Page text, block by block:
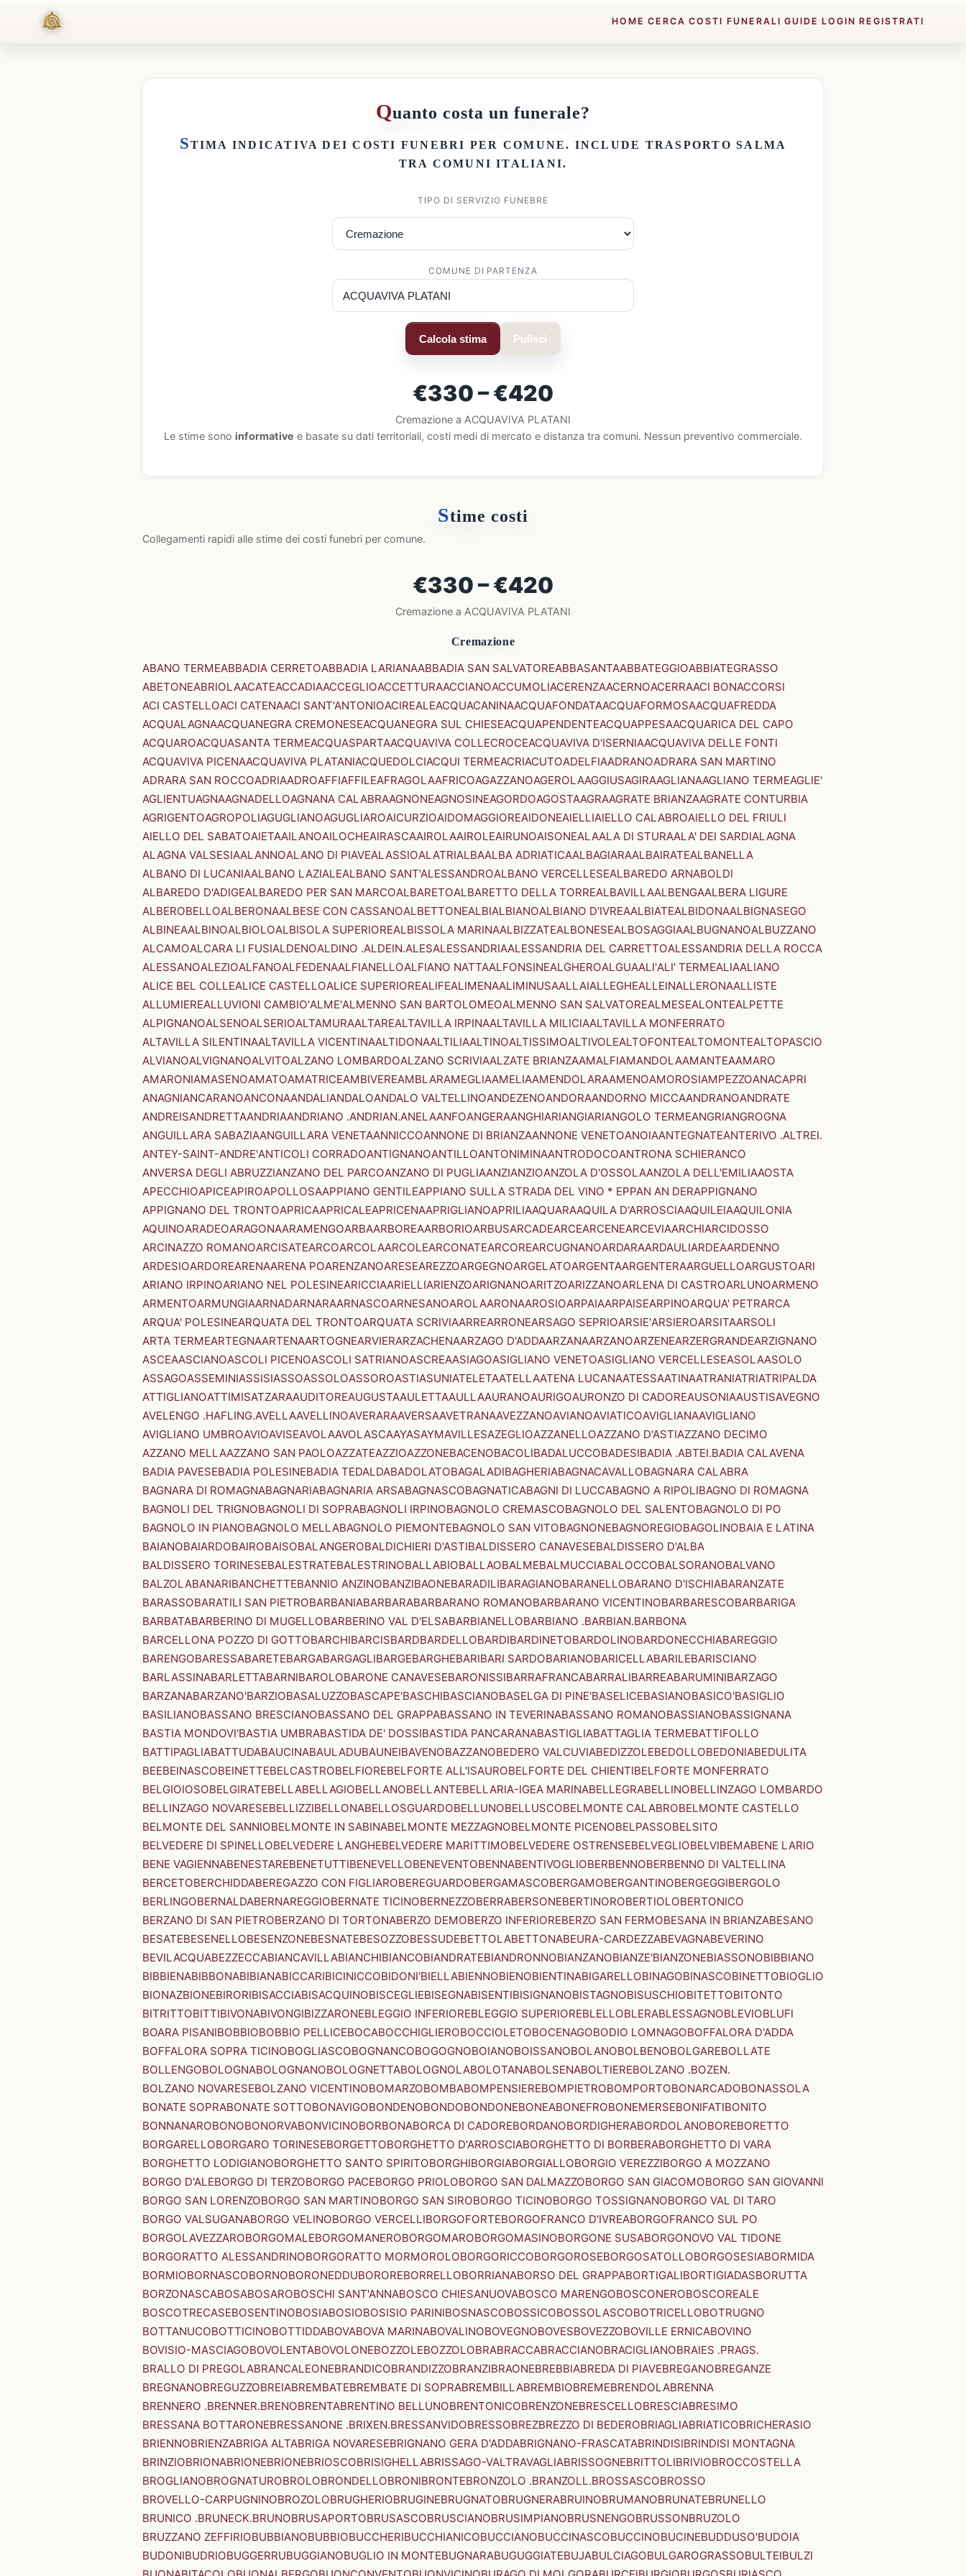
HOME CERCA COSTI FUNERALI GUIDE LOGIN REGISTRATI
Quanto costa un funerale?
STIMA INDICATIVA DEICOSTI FUNEBRI PER COMUNE. INCLUDE TRASPORTO SALMA
TRA COMUNI ITALIANI.
TIPO DI SERVIZIO FUNEBRE
COMUNE DI PARTENZA
Calcola stima Pulisci
€330 – €420
Cremazione a ACQUAVIVA PLATANI
Le stime sono informative e basate su dati territoriali, costi medi di mercato e distanza tra comuni. Nessun preventivo commerciale.
Stime costi
Collegamenti rapidi alle stime dei costi funebri per comune.
€330 – €420
Cremazione a ACQUAVIVA PLATANI
Cremazione
ABANO TERMEABBADIA CERRETOABBADIA LARIANAABBADIA SAN SALVATOREABBASANTAABBATEGGIOABBIATEGRASSO
ABETONEABRIOLAACATEACCADIAACCEGLIOACCETTURAACCIANOACCUMOLIACERENZAACERNOACERRAACI BONACCORSI
ACI CASTELLOACI CATENAACI SANT'ANTONIOACIREALEACQUACANINAACQUAFONDATAACQUAFORMOSAACQUAFREDDA
ACQUALAGNAACQUANEGRA CREMONESEACQUANEGRA SUL CHIESEACQUAPENDENTEACQUAPPESAACQUARICA DEL CAPO
ACQUAROACQUASANTA TERMEACQUASPARTAACQUAVIVA COLLECROCEACQUAVIVA D'ISERNIAACQUAVIVA DELLE FONTI
ACQUAVIVA PICENAACQUAVIVA PLATANIACQUEDOLCIACQUI TERMEACRIACUTOADELFIAADRANOADRARA SAN MARTINO
ADRARA SAN ROCCOADRIAADROAFFIAFFILEAFRAGOLAAFRICOAGAZZANOAGEROLAAGGIUSAGIRAAGLIANAAGLIANO TERMEAGLIE'
AGLIENTUAGNAAGNADELLOAGNANA CALABRAAGNONEAGNOSINEAGORDOAGOSTAAGRAAGRATE BRIANZAAGRATE CONTURBIA
AGRIGENTOAGROPOLIAGUGLIANOAGUGLIAROAICURZIOAIDOMAGGIOREAIDONEAIELLIAIELLO CALABROAIELLO DEL FRIULI
AIELLO DEL SABATOAIETAAILANOAILOCHEAIRASCAAIROLAAIROLEAIRUNOAISONEALAALA DI STURAALA' DEI SARDIALAGNA
ALAGNA VALSESIAALANNOALANO DI PIAVEALASSIOALATRIALBAALBA ADRIATICAALBAGIARAALBAIRATEALBANELLA
ALBANO DI LUCANIAALBANO LAZIALEALBANO SANT'ALESSANDROALBANO VERCELLESEALBAREDO ARNABOLDI
ALBAREDO D'ADIGEALBAREDO PER SAN MARCOALBARETOALBARETTO DELLA TORREALBAVILLAALBENGAALBERA LIGURE
ALBEROBELLOALBERONAALBESE CON CASSANOALBETTONEALBIALBIANOALBIANO D'IVREAALBIATEALBIDONAALBIGNASEGO
ALBINEAALBINOALBIOLOALBISOLA SUPERIOREALBISSOLA MARINAALBIZZATEALBONESEALBOSAGGIAALBUGNANOALBUZZANO
ALCAMOALCARA LI FUSIALDENOALDINO .ALDEIN.ALESALESSANDRIAALESSANDRIA DEL CARRETTOALESSANDRIA DELLA ROCCA
ALESSANOALEZIOALFANOALFEDENAALFIANELLOALFIANO NATTAALFONSINEALGHEROALGUAALI'ALI' TERMEALIAALIANO
ALICE BEL COLLEALICE CASTELLOALICE SUPERIOREALIFEALIMENAALIMINUSAALLAIALLEGHEALLEINALLERONAALLISTE
ALLUMIEREALLUVIONI CAMBIO'ALME'ALMENNO SAN BARTOLOMEOALMENNO SAN SALVATOREALMESEALONTEALPETTE
ALPIGNANOALSENOALSERIOALTAMURAALTAREALTAVILLA IRPINAALTAVILLA MILICIAALTAVILLA MONFERRATO
ALTAVILLA SILENTINAALTAVILLA VICENTINAALTIDONAALTILIAALTINOALTISSIMOALTIVOLEALTOFONTEALTOMONTEALTOPASCIO
ALVIANOALVIGNANOALVITOALZANO LOMBARDOALZANO SCRIVIAALZATE BRIANZAAMALFIAMANDOLAAMANTEAAMARO
AMARONIAMASENOAMATOAMATRICEAMBIVEREAMBLARAMEGLIAAMELIAAMENDOLARAAMENOAMOROSIAMPEZZOANACAPRI
ANAGNIANCARANOANCONAANDALIANDALOANDALO VALTELLINOANDEZENOANDORAANDORNO MICCAANDRANOANDRATE
ANDREISANDRETTAANDRIAANDRIANO .ANDRIAN.ANELAANFOANGERAANGHIARIANGIARIANGOLO TERMEANGRIANGROGNA
ANGUILLARA SABAZIAANGUILLARA VENETAANNICCOANNONE DI BRIANZAANNONE VENETOANOIAANTEGNATEANTERIVO .ALTREI.
ANTEY-SAINT-ANDRE'ANTICOLI CORRADOANTIGNANOANTILLOANTONIMINAANTRODOCOANTRONA SCHIERANCO
ANVERSA DEGLI ABRUZZIANZANO DEL PARCOANZANO DI PUGLIAANZIANZIOANZOLA D'OSSOLAANZOLA DELL'EMILIAAOSTA
APECCHIOAPICEAPIROAPOLLOSAAPPIANO GENTILEAPPIANO SULLA STRADA DEL VINO * EPPAN AN DERAPPIGNANO
APPIGNANO DEL TRONTOAPRICAAPRICALEAPRICENAAPRIGLIANOAPRILIAAQUARAAQUILA D'ARROSCIAAQUILEIAAQUILONIA
AQUINOARADEOARAGONAARAMENGOARBAARBOREAARBORIOARBUSARCADEARCEARCENEARCEVIAARCHIARCIDOSSO
ARCINAZZO ROMANOARCISATEARCOARCOLAARCOLEARCONATEARCOREARCUGNANOARDARAARDAULIARDEAARDENNO
ARDESIOARDOREARENAARENA POARENZANOARESEAREZZOARGEGNOARGELATOARGENTAARGENTERAARGUELLOARGUSTOARI
ARIANO IRPINOARIANO NEL POLESINEARICCIAARIELLIARIENZOARIGNANOARITZOARIZZANOARLENA DI CASTROARLUNOARMENO
ARMENTOARMUNGIAARNADARNARAARNASCOARNESANOAROLAARONAAROSIOARPAIAARPAISEARPINOARQUA' PETRARCA
ARQUA' POLESINEARQUATA DEL TRONTOARQUATA SCRIVIAARREARRONEARSAGO SEPRIOARSIE'ARSIEROARSITAARSOLI
ARTA TERMEARTEGNAARTENAARTOGNEARVIERARZACHENAARZAGO D'ADDAARZANAARZANOARZENEARZERGRANDEARZIGNANO
ASCEAASCIANOASCOLI PICENOASCOLI SATRIANOASCREAASIAGOASIGLIANO VENETOASIGLIANO VERCELLESEASOLAASOLO
ASSAGOASSEMINIASSISIASSOASSOLOASSOROASTIASUNIATELETAATELLAATENA LUCANAATESSAATINAATRANIATRIATRIPALDA
ATTIGLIANOATTIMISATZARAAUDITOREAUGUSTAAULETTAAULLAAURANOAURIGOAURONZO DI CADOREAUSONIAAUSTISAVEGNO
AVELENGO .HAFLING.AVELLAAVELLINOAVERARAAVERSAAVETRANAAVEZZANOAVIANOAVIATICOAVIGLIANAAVIGLIANO
AVIGLIANO UMBROAVIOAVISEAVOLAAVOLASCAAYASAYMAVILLESAZEGLIOAZZANELLOAZZANO D'ASTIAZZANO DECIMO
AZZANO MELLAAZZANO SAN PAOLOAZZATEAZZIOAZZONEBACENOBACOLIBADALUCCOBADESIBADIA .ABTEI.BADIA CALAVENA
BADIA PAVESEBADIA POLESINEBADIA TEDALDABADOLATOBAGALADIBAGHERIABAGNACAVALLOBAGNARA CALABRA
BAGNARA DI ROMAGNABAGNARIABAGNARIA ARSABAGNASCOBAGNATICABAGNI DI LUCCABAGNO A RIPOLIBAGNO DI ROMAGNA
BAGNOLI DEL TRIGNOBAGNOLI DI SOPRABAGNOLI IRPINOBAGNOLO CREMASCOBAGNOLO DEL SALENTOBAGNOLO DI PO
BAGNOLO IN PIANOBAGNOLO MELLABAGNOLO PIEMONTEBAGNOLO SAN VITOBAGNONEBAGNOREGIOBAGOLINOBAIA E LATINA
BAIANOBAIARDOBAIROBAISOBALANGEROBALDICHIERI D'ASTIBALDISSERO CANAVESEBALDISSERO D'ALBA
BALDISSERO TORINESEBALESTRATEBALESTRINOBALLABIOBALLAOBALMEBALMUCCIABALOCCOBALSORANOBALVANO
BALZOLABANARIBANCHETTEBANNIO ANZINOBANZIBAONEBARADILIBARAGIANOBARANELLOBARANO D'ISCHIABARANZATE
BARASSOBARATILI SAN PIETROBARBANIABARBARABARBARANO ROMANOBARBARANO VICENTINOBARBARESCOBARBARIGA
BARBATABARBERINO DI MUGELLOBARBERINO VAL D'ELSABARBIANELLOBARBIANO .BARBIAN.BARBONA
BARCELLONA POZZO DI GOTTOBARCHIBARCISBARDBARDELLOBARDIBARDINETOBARDOLINOBARDONECCHIABAREGGIO
BARENGOBARESSABARETEBARGABARGAGLIBARGEBARGHEBARIBARI SARDOBARIANOBARICELLABARILEBARISCIANO
BARLASSINABARLETTABARNIBAROLOBARONE CANAVESEBARONISSIBARRAFRANCABARRALIBARREABARUMINIBARZAGO
BARZANABARZANO'BARZIOBASALUZZOBASCAPE'BASCHIBASCIANOBASELGA DI PINE'BASELICEBASIANOBASICO'BASIGLIO
BASILIANOBASSANO BRESCIANOBASSANO DEL GRAPPABASSANO IN TEVERINABASSANO ROMANOBASSIANOBASSIGNANA
BASTIA MONDOVI'BASTIA UMBRABASTIDA DE' DOSSIBASTIDA PANCARANABASTIGLIABATTAGLIA TERMEBATTIFOLLO
BATTIPAGLIABATTUDABAUCINABAULADUBAUNEIBAVENOBAZZANOBEDERO VALCUVIABEDIZZOLEBEDOLLOBEDONIABEDULITA
BEEBEINASCOBEINETTEBELCASTROBELFIOREBELFORTE ALL'ISAUROBELFORTE DEL CHIENTIBELFORTE MONFERRATO
BELGIOIOSOBELGIRATEBELLABELLAGIOBELLANOBELLANTEBELLARIA-IGEA MARINABELLEGRABELLINOBELLINZAGO LOMBARDO
BELLINZAGO NOVARESEBELLIZZIBELLONABELLOSGUARDOBELLUNOBELLUSCOBELMONTE CALABROBELMONTE CASTELLO
BELMONTE DEL SANNIOBELMONTE IN SABINABELMONTE MEZZAGNOBELMONTE PICENOBELPASSOBELSITO
BELVEDERE DI SPINELLOBELVEDERE LANGHEBELVEDERE MARITTIMOBELVEDERE OSTRENSEBELVEGLIOBELVIBEMABENE LARIO
BENE VAGIENNABENESTAREBENETUTTIBENEVELLOBENEVENTOBENNABENTIVOGLIOBERBENNOBERBENNO DI VALTELLINA
BERCETOBERCHIDDABEREGAZZO CON FIGLIAROBEREGUARDOBERGAMASCOBERGAMOBERGANTINOBERGEGGIBERGOLO
BERLINGOBERNALDABERNAREGGIOBERNATE TICINOBERNEZZOBERRABERSONEBERTINOROBERTIOLOBERTONICO
BERZANO DI SAN PIETROBERZANO DI TORTONABERZO DEMOBERZO INFERIOREBERZO SAN FERMOBESANA IN BRIANZABESANO
BESATEBESENELLOBESENZONEBESNATEBESOZZOBESSUDEBETTOLABETTONABEURA-CARDEZZABEVAGNABEVERINO
BEVILACQUABEZZECCABIANCAVILLABIANCHIBIANCOBIANDRATEBIANDRONNOBIANZANOBIANZE'BIANZONEBIASSONOBIBBIANO
BIBBIENABIBBONABIBIANABICCARIBICINICCOBIDONI'BIELLABIENNOBIENOBIENTINABIGARELLOBINAGOBINASCOBINETTOBIOGLIO
BIONAZBIONEBIRORIBISACCIABISACQUINOBISCEGLIEBISEGNABISENTIBISIGNANOBISTAGNOBISUSCHIOBITETTOBITONTO
BITRITTOBITTIBIVONABIVONGIBIZZARONEBLEGGIO INFERIOREBLEGGIO SUPERIOREBLELLOBLERABLESSAGNOBLEVIOBLUFI
BOARA PISANIBOBBIOBOBBIO PELLICEBOCABOCCHIGLIEROBOCCIOLETOBOCENAGOBODIO LOMNAGOBOFFALORA D'ADDA
BOFFALORA SOPRA TICINOBOGLIASCOBOGNANCOBOGOGNOBOIANOBOISSANOBOLANOBOLBENOBOLGAREBOLLATE
BOLLENGOBOLOGNABOLOGNANOBOLOGNETTABOLOGNOLABOLOTANABOLSENABOLTIEREBOLZANO .BOZEN.
BOLZANO NOVARESEBOLZANO VICENTINOBOMARZOBOMBABOMPENSIEREBOMPIETROBOMPORTOBONARCADOBONASSOLA
BONATE SOPRABONATE SOTTOBONAVIGOBONDENOBONDOBONDONEBONEABONEFROBONEMERSEBONIFATIBONITO
BONNANAROBONOBONORVABONVICINOBORBONABORCA DI CADOREBORDANOBORDIGHERABORDOLANOBOREBORETTO
BORGARELLOBORGARO TORINESEBORGETTOBORGHETTO D'ARROSCIABORGHETTO DI BORBERABORGHETTO DI VARA
BORGHETTO LODIGIANOBORGHETTO SANTO SPIRITOBORGHIBORGIABORGIALLOBORGIO VEREZZIBORGO A MOZZANO
BORGO D'ALEBORGO DI TERZOBORGO PACEBORGO PRIOLOBORGO SAN DALMAZZOBORGO SAN GIACOMOBORGO SAN GIOVANNI
BORGO SAN LORENZOBORGO SAN MARTINOBORGO SAN SIROBORGO TICINOBORGO TOSSIGNANOBORGO VAL DI TARO
BORGO VALSUGANABORGO VELINOBORGO VERCELLIBORGOFORTEBORGOFRANCO D'IVREABORGOFRANCO SUL PO
BORGOLAVEZZAROBORGOMALEBORGOMANEROBORGOMAROBORGOMASINOBORGONE SUSABORGONOVO VAL TIDONE
BORGORATTO ALESSANDRINOBORGORATTO MORMOROLOBORGORICCOBORGOROSEBORGOSATOLLOBORGOSESIABORMIDA
BORMIOBORNASCOBORNOBORONEDDUBOROREBORRELLOBORRIANABORSO DEL GRAPPABORTIGALIBORTIGIADASBORUTTA
BORZONASCABOSABOSAROBOSCHI SANT'ANNABOSCO CHIESANUOVABOSCO MARENGOBOSCONEROBOSCOREALE
BOSCOTRECASEBOSENTINOBOSIABOSIOBOSISIO PARINIBOSNASCOBOSSICOBOSSOLASCOBOTRICELLOBOTRUGNO
BOTTANUCOBOTTICINOBOTTIDDABOVABOVA MARINABOVALINOBOVEGNOBOVESBOVEZZOBOVILLE ERNICABOVINO
BOVISIO-MASCIAGOBOVOLENTABOVOLONEBOZZOLEBOZZOLOBRABRACCABRACCIANOBRACIGLIANOBRAIES .PRAGS.
BRALLO DI PREGOLABRANCALEONEBRANDICOBRANDIZZOBRANZIBRAONEBREBBIABREDA DI PIAVEBREGANOBREGANZE
BREGNANOBREGUZZOBREIABREMBATEBREMBATE DI SOPRABREMBILLABREMBIOBREMEBRENDOLABRENNA
BRENNERO .BRENNER.BRENOBRENTABRENTINO BELLUNOBRENTONICOBRENZONEBRESCELLOBRESCIABRESIMO
BRESSANA BOTTARONEBRESSANONE .BRIXEN.BRESSANVIDOBRESSOBREZBREZZO DI BEDEROBRIAGLIABRIATICOBRICHERASIO
BRIENNOBRIENZABRIGA ALTABRIGA NOVARESEBRIGNANO GERA D'ADDABRIGNANO-FRASCATABRINDISIBRINDISI MONTAGNA
BRINZIOBRIONABRIONEBRIONEBRIOSCOBRISIGHELLABRISSAGO-VALTRAVAGLIABRISSOGNEBRITTOLIBRIVIOBROCCOSTELLA
BROGLIANOBROGNATUROBROLOBRONDELLOBRONIBRONTEBRONZOLO .BRANZOLL.BROSSASCOBROSSO
BROVELLO-CARPUGNINOBROZOLOBRUGHERIOBRUGINEBRUGNATOBRUGNERABRUINOBRUMANOBRUNATEBRUNELLO
BRUNICO .BRUNECK.BRUNOBRUSAPORTOBRUSASCOBRUSCIANOBRUSIMPIANOBRUSNENGOBRUSSONBRUZOLO
BRUZZANO ZEFFIRIOBUBBIANOBUBBIOBUCCHERIBUCCHIANICOBUCCIANOBUCCINASCOBUCCINOBUCINEBUDDUSO'BUDOIA
BUDONIBUDRIOBUGGERRUBUGGIANOBUGLIO IN MONTEBUGNARABUGUGGIATEBUJABULCIAGOBULGAROGRASSOBULTEIBULZI